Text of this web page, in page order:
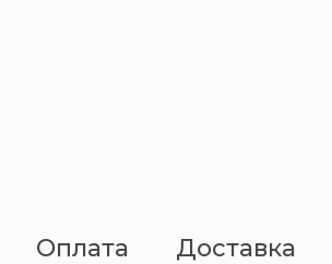
Оплата Доставка